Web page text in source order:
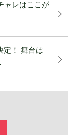
ャレはここが
定！ 舞台は